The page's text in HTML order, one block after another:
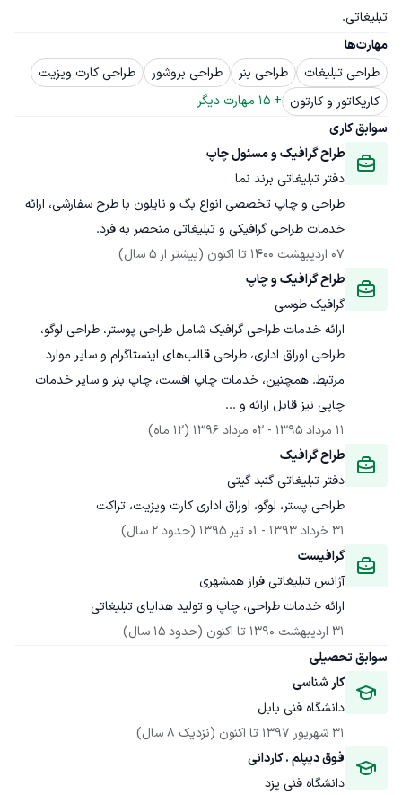
تبلیغاتی.
مهارت‌ها
طراحی تبلیغات
طراحی بنر طراحی بروشور
طراحی کارت ویزیت
کاریکاتور و کارتون +
15 مهارت دیگر
سوابق کاری
طراح گرافیک و مسئول چاپ
دفتر تبلیغاتی برند نما
طراحی و چاپ تخصصی انواع بگ و نایلون با طرح سفارشی، ارائه
خدمات طراحی گرافیکی و تبلیغاتی منحصر به فرد.
07 اردیبهشت 1400
تا اکنون (بیشتر از 5 سال)
طراح گرافیک و چاپ
گرافیک طوسی
ارائه خدمات طراحی گرافیک شامل طراحی پوستر، طراحی لوگو،
طراحی اوراق اداری، طراحی قالب‌های اینستاگرام و سایر موارد
مرتبط. همچنین، خدمات چاپ افست، چاپ بنر و سایر خدمات
چاپی نیز قابل ارائه و ...
11 مرداد 1395
- 02 مرداد 1396
(12 ماه)
طراح گرافیک
دفتر تبلیغاتی گنبد گیتی
طراحی پستر، لوگو، اوراق اداری کارت ویزیت، تراکت
31 خرداد 1393
- 01 تیر 1395
(حدود 2 سال)
گرافیست
آژانس تبلیغاتی فراز همشهری
ارائه خدمات طراحی، چاپ و تولید هدایای تبلیغاتی
31 اردیبهشت 1390
تا اکنون (حدود 15 سال)
سوابق تحصیلی
کار شناسی
دانشگاه فنی بابل
31 شهریور 1397
تا اکنون (نزدیک 8 سال)
فوق دیپلم . کاردانی
دانشگاه فنی یزد